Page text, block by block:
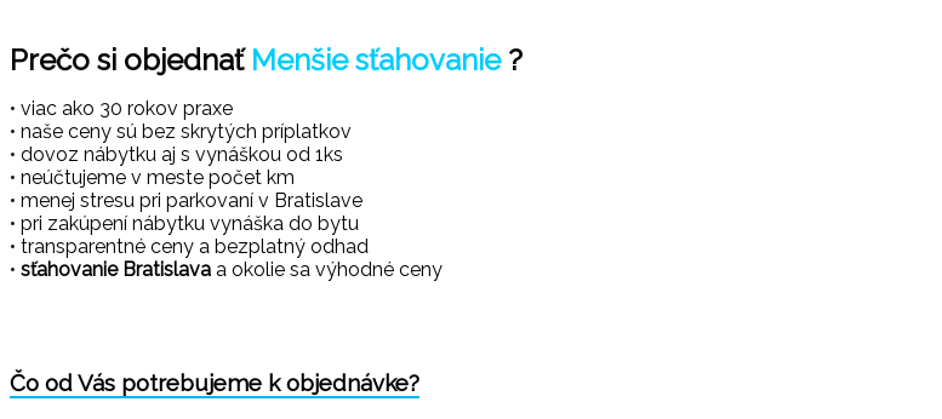
Prečo si objednať Menšie sťahovanie ?
• viac ako 30 rokov praxe
• naše ceny sú bez skrytých príplatkov
• dovoz nábytku aj s vynáškou od 1ks
• neúčtujeme v meste počet km
• menej stresu pri parkovaní v Bratislave
• pri zakúpení nábytku vynáška do bytu
• transparentné ceny a bezplatný odhad
• sťahovanie Bratislava a okolie sa výhodné ceny
Čo od Vás potrebujeme k objednávke?